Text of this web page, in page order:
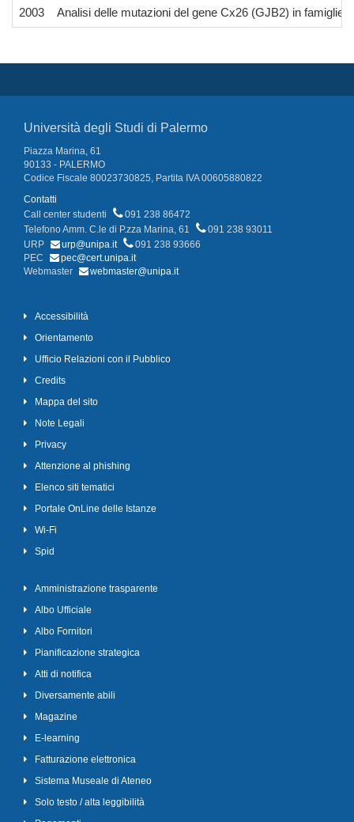
2003 Analisi delle mutazioni del gene Cx26 (GJB2) in famiglie
Università degli Studi di Palermo
Piazza Marina, 61
90133 - PALERMO
Codice Fiscale 80023730825, Partita IVA 00605880822
Contatti
Call center studenti
091 238 86472
Telefono Amm. C.le di P.zza Marina, 61
091 238 93011
URP
urp@unipa.it
091 238 93666
PEC
pec@cert.unipa.it
Webmaster
webmaster@unipa.it
Accessibilità
Orientamento
Ufficio Relazioni con il Pubblico
Credits
Mappa del sito
Note Legali
Privacy
Attenzione al phishing
Elenco siti tematici
Portale OnLine delle Istanze
Wi-Fi
Spid
Amministrazione trasparente
Albo Ufficiale
Albo Fornitori
Pianificazione strategica
Atti di notifica
Diversamente abili
Magazine
E-learning
Fatturazione elettronica
Sistema Museale di Ateneo
Solo testo / alta leggibilità